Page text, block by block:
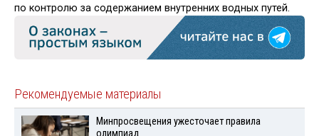
по контролю за содержанием внутренних водных путей.
Рекомендуемые материалы
Минпросвещения ужесточает правила
олимпиад